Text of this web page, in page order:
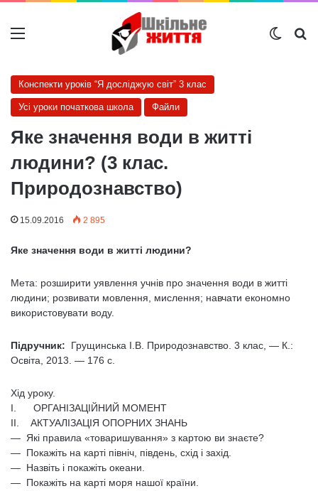
Меню
Конспекти уроків “Я досліджую світ” 3 клас
Усі уроки початкова школа Файли
Яке значення води в житті
людини? (3 клас.
Природознавство)
15.09.2016 2 895
Яке значення води в житті людини?
Мета: розширити уявлення учнів про значення води в житті
людини; розвивати мовлення, мислення; навчати економно
використовувати воду.
Підручник: Грущинська I.В. Природознавство. 3 клас, — К.:
Освіта, 2013. — 176 с.
Хід уроку.
I. ОРГАНІЗАЦІЙНИЙ МОМЕНТ
II. АКТУАЛІЗАЦІЯ ОПОРНИХ ЗНАНЬ
— Які правила «товаришування» з картою ви знаєте?
— Покажіть на карті північ, південь, схід і захід.
— Назвіть і покажіть океани.
— Покажіть на карті моря нашої країни.